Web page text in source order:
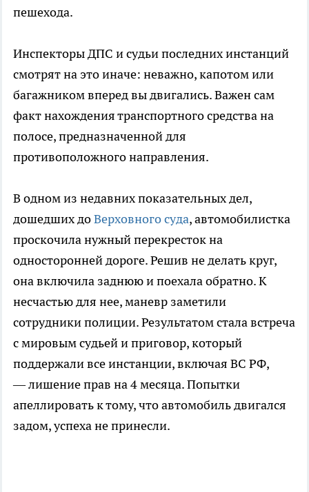
пешехода.
Инспекторы ДПС и судьи последних инстанций
смотрят на это иначе: неважно, капотом или
багажником вперед вы двигались. Важен сам
факт нахождения транспортного средства на
полосе, предназначенной для
противоположного направления.
В одном из недавних показательных дел,
дошедших доВерховного суда, автомобилистка
проскочила нужный перекресток на
односторонней дороге. Решив не делать круг,
она включила заднюю и поехала обратно. К
несчастью для нее, маневр заметили
сотрудники полиции. Результатом стала встреча
с мировым судьей и приговор, который
поддержали все инстанции, включая ВС РФ,
— лишение прав на 4 месяца. Попытки
апеллировать к тому, что автомобиль двигался
задом, успеха не принесли.